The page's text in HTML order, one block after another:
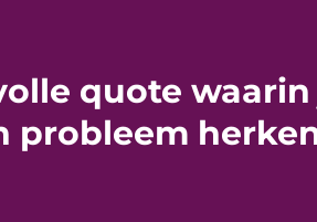
quote
probleem